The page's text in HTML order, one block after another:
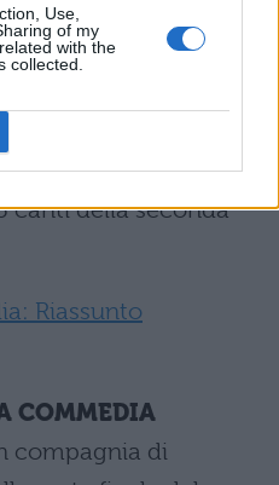
Use,
of my
with the
collected.
cristiana, le
in vita. Al
qui e una
potranno salire in
luce di Dio. Ecco i
canti della seconda
Riassunto
COMMEDIA
compagnia di